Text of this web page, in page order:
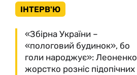
ІНТЕРВ'Ю
«Збірна України –
«пологовий будинок», бо
голи народжує»: Леоненко
жорстко розніс підопічних